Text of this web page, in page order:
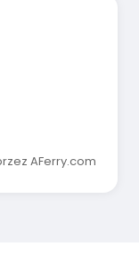
AFerry.com